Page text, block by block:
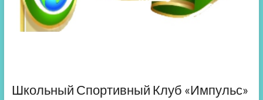
Школьный Спортивный Клуб «Импульс»